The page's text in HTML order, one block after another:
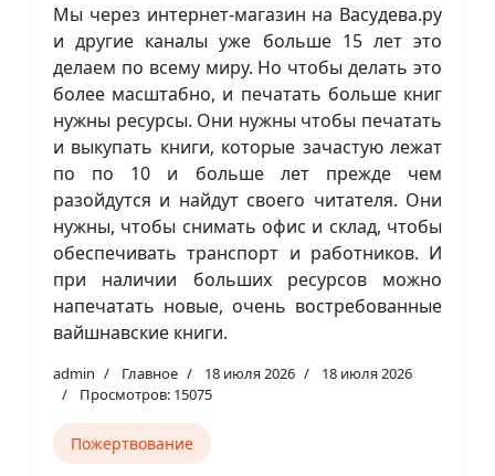
Мы через интернет-магазин на Васудева.ру
и другие каналы уже больше 15 лет это
делаем по всему миру. Но чтобы делать это
более масштабно, и печатать больше книг
нужны ресурсы. Они нужны чтобы печатать
и выкупать книги, которые зачастую лежат
по по 10 и больше лет прежде чем
разойдутся и найдут своего читателя. Они
нужны, чтобы снимать офис и склад, чтобы
обеспечивать транспорт и работников. И
при наличии больших ресурсов можно
напечатать новые, очень востребованные
вайшнавские книги.
admin Главное 18 июля 2026
18 июля 2026
Просмотров: 15075
Пожертвование